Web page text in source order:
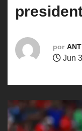
por
Jun